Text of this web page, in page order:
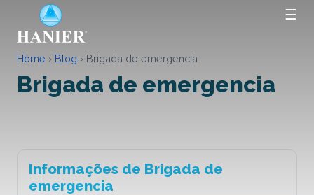
☰
Home › Blog › Brigada de emergencia
Brigada de emergencia
Informações de Brigada de
emergencia